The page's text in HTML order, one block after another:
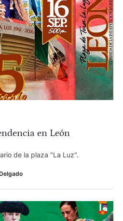
en León
de la plaza "La Luz".